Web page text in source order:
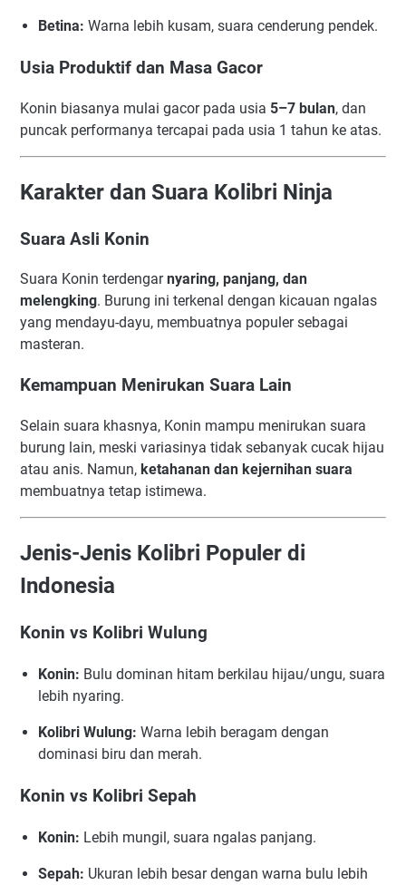
Betina: Warna lebih kusam, suara cenderung pendek.
Usia Produktif dan Masa Gacor
Konin biasanya mulai gacor pada usia 5–7 bulan, dan
puncak performanya tercapai pada usia 1 tahun ke atas.
Karakter dan Suara Kolibri Ninja
Suara Asli Konin
Suara Konin terdengarnyaring, panjang, dan
melengking. Burung ini terkenal dengan kicauan ngalas
yang mendayu-dayu, membuatnya populer sebagai
masteran.
Kemampuan Menirukan Suara Lain
Selain suara khasnya, Konin mampu menirukan suara
burung lain, meski variasinya tidak sebanyak cucak hijau
atau anis. Namun, ketahanan dan kejernihan suara
membuatnya tetap istimewa.
Jenis-Jenis Kolibri Populer di
Indonesia
Konin vs Kolibri Wulung
Konin: Bulu dominan hitam berkilau hijau/ungu, suara
lebih nyaring.
Kolibri Wulung: Warna lebih beragam dengan
dominasi biru dan merah.
Konin vs Kolibri Sepah
Konin: Lebih mungil, suara ngalas panjang.
Sepah: Ukuran lebih besar dengan warna bulu lebih